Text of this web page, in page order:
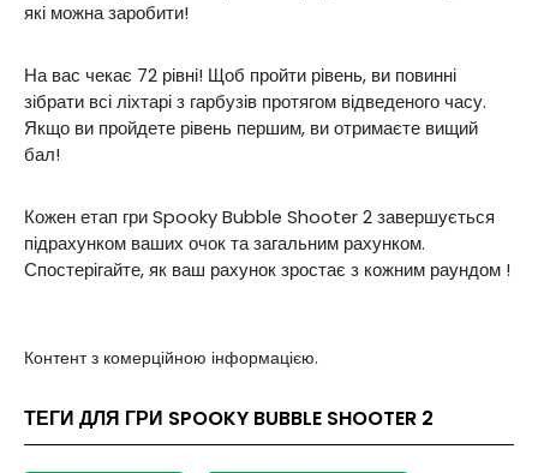
які можна заробити!
На вас чекає 72 рівні! Щоб пройти рівень, ви повинні
зібрати всі ліхтарі з гарбузів протягом відведеного часу.
Якщо ви пройдете рівень першим, ви отримаєте вищий
бал!
Кожен етап гри Spooky Bubble Shooter 2 завершується
підрахунком ваших очок та загальним рахунком.
Спостерігайте, як ваш рахунок зростає з кожним раундом !
Контент з комерційною інформацією.
ТЕГИ ДЛЯ ГРИ SPOOKY BUBBLE SHOOTER 2